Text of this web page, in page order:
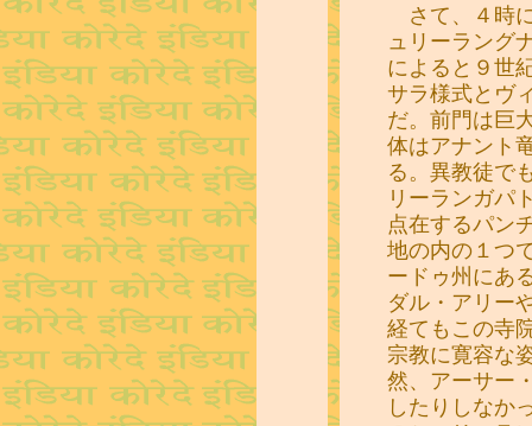
さて、４時
ュリーラング
によると９世
サラ様式とヴ
だ。前門は巨
体はアナント
る。異教徒で
リーランガパ
点在するパン
地の内の１つ
ードゥ州にあ
ダル・アリー
経てもこの寺
宗教に寛容な
然、アーサー
したりしなか